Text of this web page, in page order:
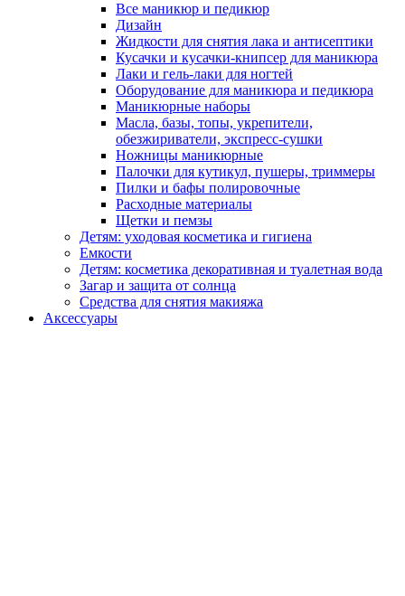
Все маникюр и педикюр
Дизайн
Жидкости для снятия лака и антисептики
Кусачки и кусачки-книпсер для маникюра
Лаки и гель-лаки для ногтей
Оборудование для маникюра и педикюра
Маникюрные наборы
Масла, базы, топы, укрепители,
обезжириватели, экспресс-сушки
Ножницы маникюрные
Палочки для кутикул, пушеры, триммеры
Пилки и бафы полировочные
Расходные материалы
Щетки и пемзы
Детям: уходовая косметика и гигиена
Емкости
Детям: косметика декоративная и туалетная вода
Загар и защита от солнца
Средства для снятия макияжа
Аксессуары